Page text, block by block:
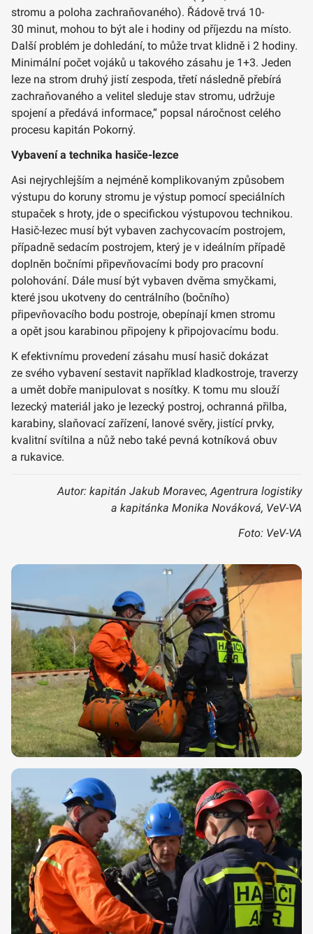
stromu a poloha zachraňovaného). Řádově trvá 10-
30 minut, mohou to být ale i hodiny od příjezdu na místo.
Další problém je dohledání, to může trvat klidně i 2 hodiny.
Minimální počet vojáků u takového zásahu je 1+3. Jeden
leze na strom druhý jistí zespoda, třetí následně přebírá
zachraňovaného a velitel sleduje stav stromu, udržuje
spojení a předává informace,“ popsal náročnost celého
procesu kapitán Pokorný.
Vybavení a technika hasiče-lezce
Asi nejrychlejším a nejméně komplikovaným způsobem
výstupu do koruny stromu je výstup pomocí speciálních
stupaček s hroty, jde o specifickou výstupovou technikou.
Hasič-lezec musí být vybaven zachycovacím postrojem,
případně sedacím postrojem, který je v ideálním případě
doplněn bočními připevňovacími body pro pracovní
polohování. Dále musí být vybaven dvěma smyčkami,
které jsou ukotveny do centrálního (bočního)
připevňovacího bodu postroje, obepínají kmen stromu
a opět jsou karabinou připojeny k připojovacímu bodu.
K efektivnímu provedení zásahu musí hasič dokázat
ze svého vybavení sestavit například kladkostroje, traverzy
a umět dobře manipulovat s nosítky. K tomu mu slouží
lezecký materiál jako je lezecký postroj, ochranná přilba,
karabiny, slaňovací zařízení, lanové svěry, jistící prvky,
kvalitní svítilna a nůž nebo také pevná kotníková obuv
a rukavice.
Autor: kapitán Jakub Moravec, Agentrura logistiky
a kapitánka Monika Nováková, VeV-VA
Foto: VeV-VA